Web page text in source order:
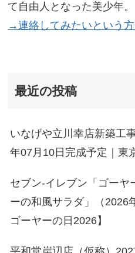
て自由人となった美少年。
→連絡してみたいという
最近の投稿
いなげや立川幸店新築工
年07月10日完成予定｜東
セブン-イレブン「ゴーヤ
ーの和風サラダ」（2026
ゴーヤーの日2026】